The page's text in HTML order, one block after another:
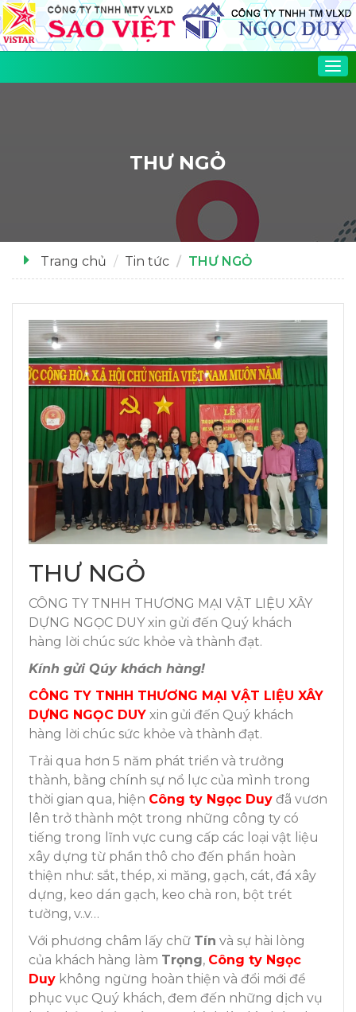
THƯ NGỎ
Trang chủ Tin tức THƯ NGỎ
THƯ NGỎ
CÔNG TY TNHH THƯƠNG MẠI VẬT LIỆU XÂY
DỰNG NGỌC DUY xin gửi đến Quý khách
hàng lời chúc sức khỏe và thành đạt.
Kính gửi Qúy khách hàng!
CÔNG TY TNHH THƯƠNG MẠI VẬT LIỆU XÂY
DỰNG NGỌC DUY xin gửi đến Quý khách
hàng lời chúc sức khỏe và thành đạt.
Trải qua hơn 5 năm phát triển và trưởng
thành, bằng chính sự nổ lực của mình trong
thời gian qua, hiện Công ty Ngọc Duy đã vươn
lên trở thành một trong những công ty có
tiếng trong lĩnh vực cung cấp các loại vật liệu
xây dựng từ phần thô cho đến phần hoàn
thiện như: sắt, thép, xi măng, gạch, cát, đá xây
dựng, keo dán gạch, keo chà ron, bột trét
tường, v..v…
Với phương châm lấy chữ Tín và sự hài lòng
của khách hàng làm Trọng, Công ty Ngọc
Duy không ngừng hoàn thiện và đổi mới để
phục vục Quý khách, đem đến những dịch vụ